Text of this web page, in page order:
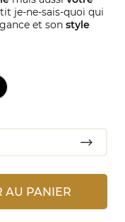
je-ne-sais-quoi qui
et son style
AU PANIER